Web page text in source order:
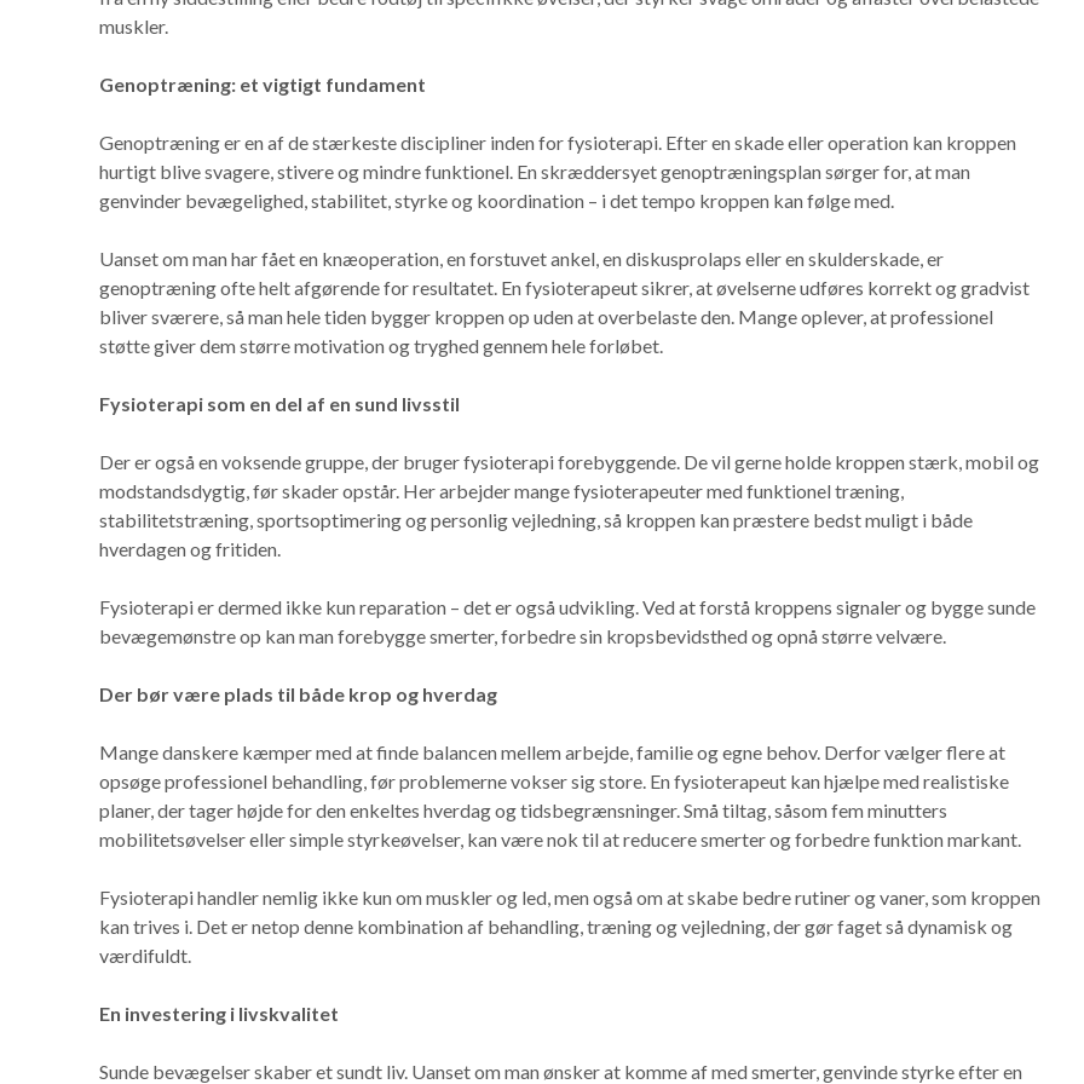
muskler.
Genoptræning: et vigtigt fundament
Genoptræning er en af de stærkeste discipliner inden for fysioterapi. Efter en skade eller operation kan kroppen
hurtigt blive svagere, stivere og mindre funktionel. En skræddersyet genoptræningsplan sørger for, at man
genvinder bevægelighed, stabilitet, styrke og koordination – i det tempo kroppen kan følge med.
Uanset om man har fået en knæoperation, en forstuvet ankel, en diskusprolaps eller en skulderskade, er
genoptræning ofte helt afgørende for resultatet. En fysioterapeut sikrer, at øvelserne udføres korrekt og gradvist
bliver sværere, så man hele tiden bygger kroppen op uden at overbelaste den. Mange oplever, at professionel
støtte giver dem større motivation og tryghed gennem hele forløbet.
Fysioterapi som en del af en sund livsstil
Der er også en voksende gruppe, der bruger fysioterapi forebyggende. De vil gerne holde kroppen stærk, mobil og
modstandsdygtig, før skader opstår. Her arbejder mange fysioterapeuter med funktionel træning,
stabilitetstræning, sportsoptimering og personlig vejledning, så kroppen kan præstere bedst muligt i både
hverdagen og fritiden.
Fysioterapi er dermed ikke kun reparation – det er også udvikling. Ved at forstå kroppens signaler og bygge sunde
bevægemønstre op kan man forebygge smerter, forbedre sin kropsbevidsthed og opnå større velvære.
Der bør være plads til både krop og hverdag
Mange danskere kæmper med at finde balancen mellem arbejde, familie og egne behov. Derfor vælger flere at
opsøge professionel behandling, før problemerne vokser sig store. En fysioterapeut kan hjælpe med realistiske
planer, der tager højde for den enkeltes hverdag og tidsbegrænsninger. Små tiltag, såsom fem minutters
mobilitetsøvelser eller simple styrkeøvelser, kan være nok til at reducere smerter og forbedre funktion markant.
Fysioterapi handler nemlig ikke kun om muskler og led, men også om at skabe bedre rutiner og vaner, som kroppen
kan trives i. Det er netop denne kombination af behandling, træning og vejledning, der gør faget så dynamisk og
værdifuldt.
En investering i livskvalitet
Sunde bevægelser skaber et sundt liv. Uanset om man ønsker at komme af med smerter, genvinde styrke efter en